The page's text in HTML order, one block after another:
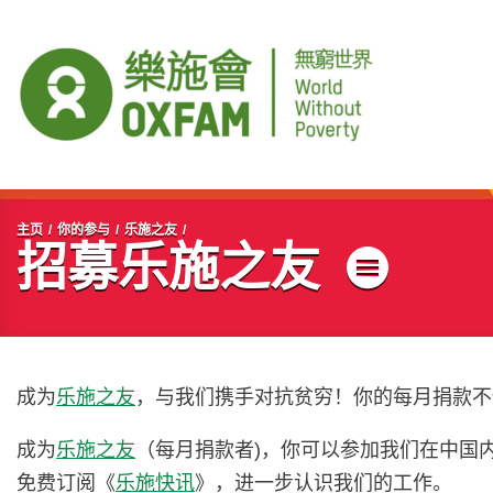
开始主要内容
主页 你的参与 乐施之友
招募乐施之友 菜单
成为乐施之友 ，与我们携手对抗贫穷！你的每月捐款
成为乐施之友 （每月捐款者)，你可以参加我们在中
免费订阅《乐施快讯》，进一步认识我们的工作。